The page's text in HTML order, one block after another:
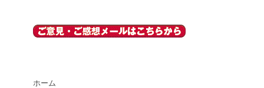
ホーム